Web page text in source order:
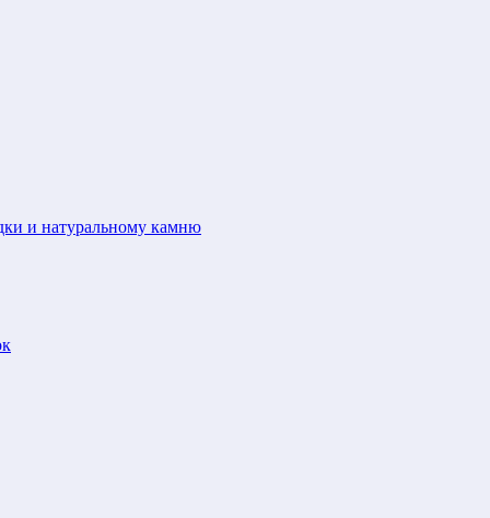
и натуральному камню